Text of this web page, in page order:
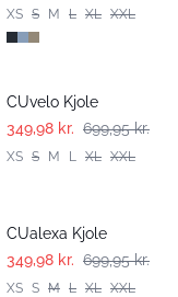
XS S M L XL XXL
CUvelo Kjole
349,98 kr. 699,95 kr.
XS S M L XL XXL
CUalexa Kjole
349,98 kr. 699,95 kr.
XS S M L XL XXL